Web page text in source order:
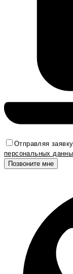
Отправляя
персональных